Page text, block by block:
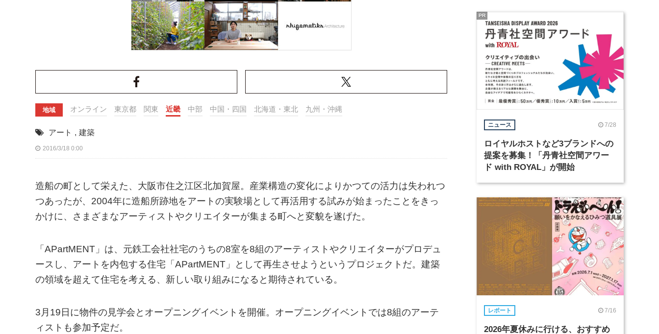
地域 オンライン 東京都 関東 近畿 中部 中国・四国 北海道・東北 九州・沖縄
アート , 建築
2016/3/18 0:00
造船の町として栄えた、大阪市住之江区北加賀屋。産業構造の変化によりかつての活力は失われつ
つあったが、2004年に造船所跡地をアートの実験場として再活用する試みが始まったことをきっ
かけに、さまざまなアーティストやクリエイターが集まる町へと変貌を遂げた。
「APartMENT」は、元鉄工会社社宅のうちの8室を8組のアーティストやクリエイターがプロデュ
ースし、アートを内包する住宅「APartMENT」として再生させようというプロジェクトだ。建築
の領域を超えて住宅を考える、新しい取り組みになると期待されている。
3月19日に物件の見学会とオープニングイベントを開催。オープニングイベントでは8組のアーテ
ィストも参加予定だ。
ニュース 7/28
ロイヤルホストなど3ブランドへの
提案を募集！「丹青社空間アワー
ド with ROYAL」が開始
PR
レポート 7/16
2026年夏休みに行ける、おすすめ